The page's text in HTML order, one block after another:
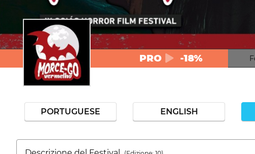
PRO -18%
PORTUGUESE ENGLISH